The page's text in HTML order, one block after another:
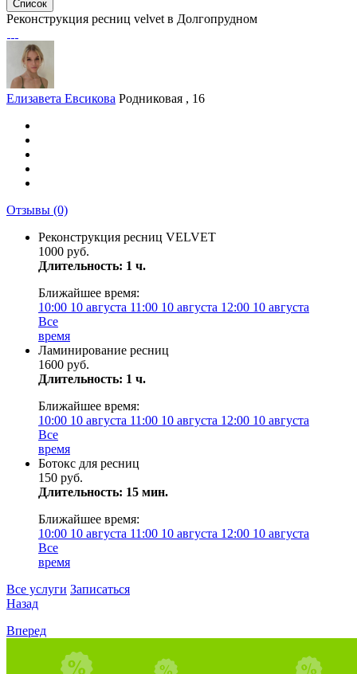
Список
Реконструкция ресниц velvet в Долгопрудном
Елизавета Евсикова Родниковая , 16
Отзывы (0)
Реконструкция ресниц VELVET
1000 руб.
Длительность: 1 ч.
Ближайшее время:
10:00 10 августа 11:00 10 августа 12:00 10 августа
Все
время
Ламинирование ресниц
1600 руб.
Длительность: 1 ч.
Ближайшее время:
10:00 10 августа 11:00 10 августа 12:00 10 августа
Все
время
Ботокс для ресниц
150 руб.
Длительность: 15 мин.
Ближайшее время:
10:00 10 августа 11:00 10 августа 12:00 10 августа
Все
время
Все услуги Записаться
Назад
Вперед